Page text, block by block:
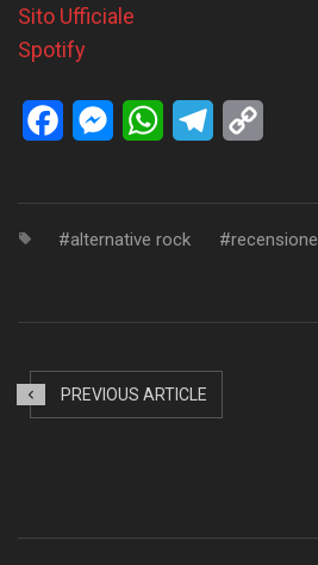
Sito Ufficiale
Spotify
FacebookMessengerWhatsAppTelegram
alternative rock recensione
PREVIOUS ARTICLE